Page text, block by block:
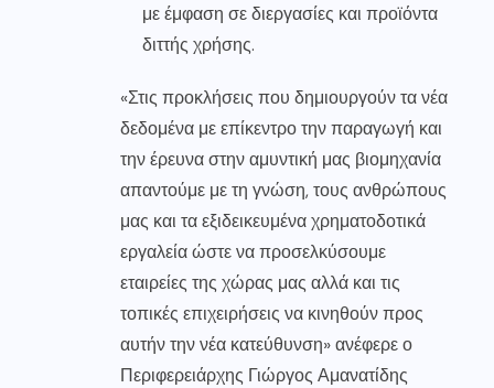
με έμφαση σε διεργασίες και προϊόντα
διττής χρήσης.
«Στις προκλήσεις που δημιουργούν τα νέα
δεδομένα με επίκεντρο την παραγωγή και
την έρευνα στην αμυντική μας βιομηχανία
απαντούμε με τη γνώση, τους ανθρώπους
μας και τα εξιδεικευμένα χρηματοδοτικά
εργαλεία ώστε να προσελκύσουμε
εταιρείες της χώρας μας αλλά και τις
τοπικές επιχειρήσεις να κινηθούν προς
αυτήν την νέα κατεύθυνση» ανέφερε ο
Περιφερειάρχης Γιώργος Αμανατίδης